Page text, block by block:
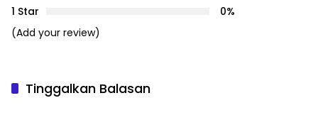
1 Star
0%
(Add your review)
Tinggalkan Balasan